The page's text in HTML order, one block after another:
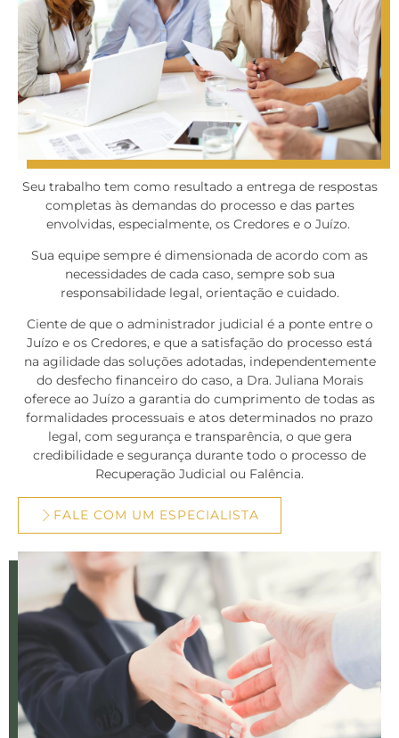
Seu trabalho tem como resultado a entrega de respostas
completas às demandas do processo e das partes
envolvidas, especialmente, os Credores e o Juízo.
Sua equipe sempre é dimensionada de acordo com as
necessidades de cada caso, sempre sob sua
responsabilidade legal, orientação e cuidado.
Ciente de que o administrador judicial é a ponte entre o
Juízo e os Credores, e que a satisfação do processo está
na agilidade das soluções adotadas, independentemente
do desfecho financeiro do caso, a Dra. Juliana Morais
oferece ao Juízo a garantia do cumprimento de todas as
formalidades processuais e atos determinados no prazo
legal, com segurança e transparência, o que gera
credibilidade e segurança durante todo o processo de
Recuperação Judicial ou Falência.
FALE COM UM ESPECIALISTA